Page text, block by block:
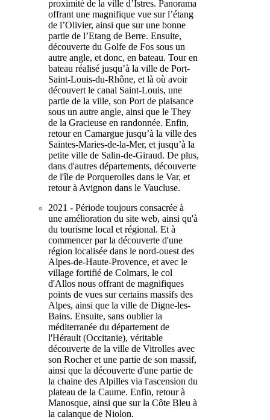
proximité de la ville d’Istres. Panorama
offrant une magnifique vue sur l’étang
de l’Olivier, ainsi que sur une bonne
partie de l’Etang de Berre. Ensuite,
découverte du Golfe de Fos sous un
autre angle, et donc, en bateau. Tour en
bateau réalisé jusqu’à la ville de Port-
Saint-Louis-du-Rhône, et là où avoir
découvert le canal Saint-Louis, une
partie de la ville, son Port de plaisance
sous un autre angle, ainsi que le They
de la Gracieuse en randonnée. Enfin,
retour en Camargue jusqu’à la ville des
Saintes-Maries-de-la-Mer, et jusqu’à la
petite ville de Salin-de-Giraud. De plus,
dans d'autres départements, découverte
de l'île de Porquerolles dans le Var, et
retour à Avignon dans le Vaucluse.
2021 - Période toujours consacrée à
une amélioration du site web, ainsi qu'à
du tourisme local et régional. Et à
commencer par la découverte d'une
région localisée dans le nord-ouest des
Alpes-de-Haute-Provence, et avec le
village fortifié de Colmars, le col
d'Allos nous offrant de magnifiques
points de vues sur certains massifs des
Alpes, ainsi que la ville de Digne-les-
Bains. Ensuite, sans oublier la
méditerranée du département de
l'Hérault (Occitanie), véritable
découverte de la ville de Vitrolles avec
son Rocher et une partie de son massif,
ainsi que la découverte d'une partie de
la chaine des Alpilles via l'ascension du
plateau de la Caume. Enfin, retour à
Manosque, ainsi que sur la Côte Bleu à
la calanque de Niolon.